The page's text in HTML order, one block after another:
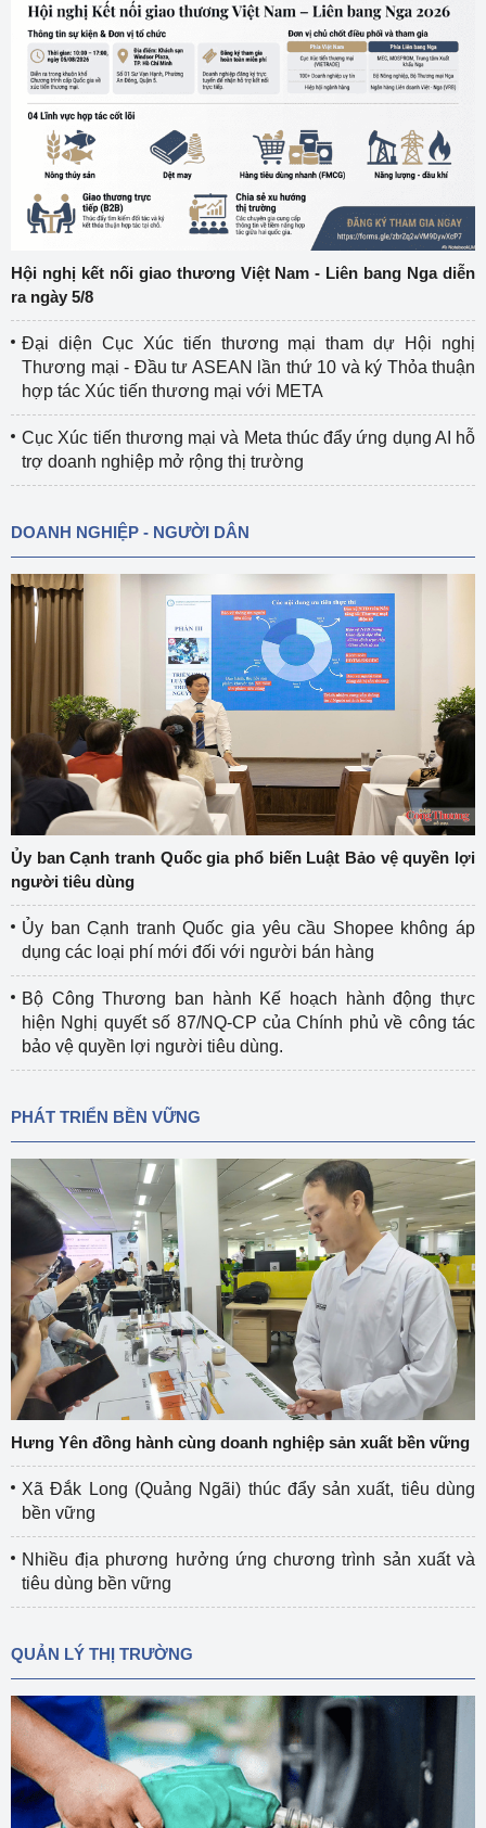
Hội nghị kết nối giao thương Việt Nam - Liên bang Nga diễn
ra ngày 5/8
Đại diện Cục Xúc tiến thương mại tham dự Hội nghị
Thương mại - Đầu tư ASEAN lần thứ 10 và ký Thỏa thuận
hợp tác Xúc tiến thương mại với META
Cục Xúc tiến thương mại và Meta thúc đẩy ứng dụng AI hỗ
trợ doanh nghiệp mở rộng thị trường
DOANH NGHIỆP - NGƯỜI DÂN
Ủy ban Cạnh tranh Quốc gia phổ biến Luật Bảo vệ quyền lợi
người tiêu dùng
Ủy ban Cạnh tranh Quốc gia yêu cầu Shopee không áp
dụng các loại phí mới đối với người bán hàng
Bộ Công Thương ban hành Kế hoạch hành động thực
hiện Nghị quyết số 87/NQ-CP của Chính phủ về công tác
bảo vệ quyền lợi người tiêu dùng.
PHÁT TRIỂN BỀN VỮNG
Hưng Yên đồng hành cùng doanh nghiệp sản xuất bền vững
Xã Đắk Long (Quảng Ngãi) thúc đẩy sản xuất, tiêu dùng
bền vững
Nhiều địa phương hưởng ứng chương trình sản xuất và
tiêu dùng bền vững
QUẢN LÝ THỊ TRƯỜNG